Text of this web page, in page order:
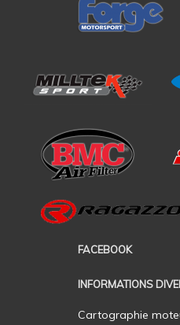
FACEBOOK
INFORMATIONS
Cartographie